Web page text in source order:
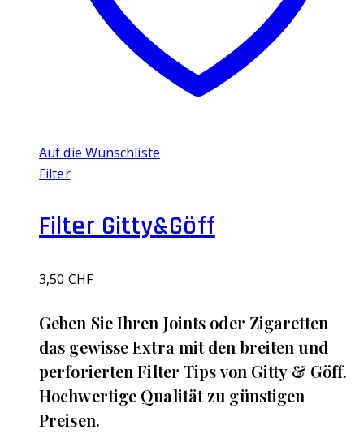
Auf die Wunschliste
Filter
Filter Gitty&Göff
3,50 CHF
Geben Sie Ihren Joints oder Zigaretten
das gewisse Extra mit den breiten und
perforierten Filter Tips von Gitty & Göff.
Hochwertige Qualität zu günstigen
Preisen.